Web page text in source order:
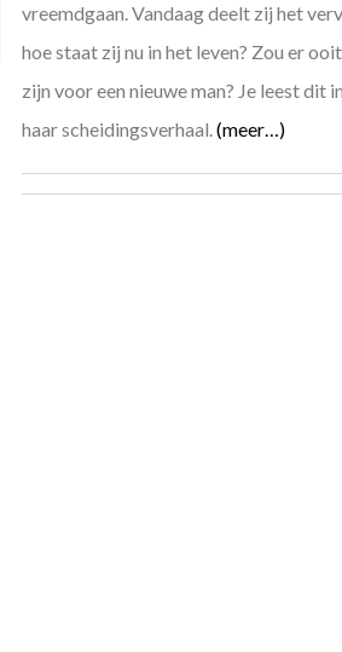
vreemdgaan. Vandaag deelt zij het
hoe staat zij nu in het leven? Zou er
zijn voor een nieuwe man? Je leest dit
haar scheidingsverhaal.(meer…)